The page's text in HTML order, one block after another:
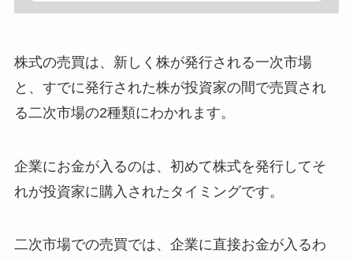
株式の売買は、新しく株が発行される一次市場
と、すでに発行された株が投資家の間で売買され
る二次市場の2種類にわかれます。
企業にお金が入るのは、初めて株式を発行してそ
れが投資家に購入されたタイミングです。
二次市場での売買では、企業に直接お金が入るわ